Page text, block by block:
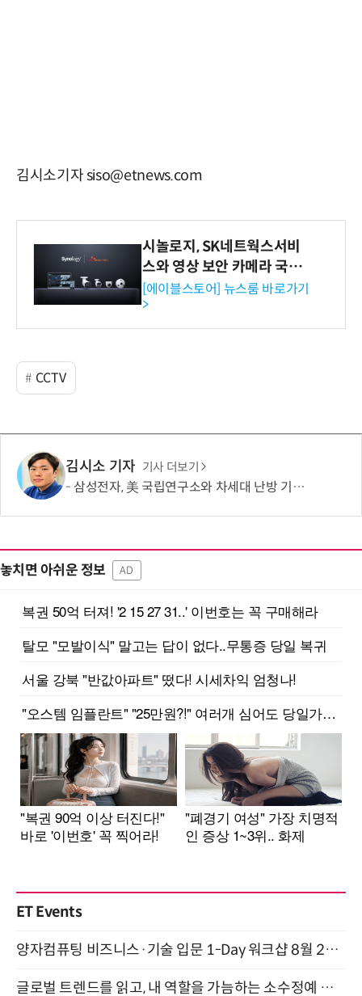
김시소기자 siso@etnews.com
시놀로지, SK네트웍스서비
스와 영상 보안 카메라 국내
독점 판매 파트너십 체결
[에이블스토어] 뉴스룸 바로가기
>
CCTV
김시소 기자 기사 더보기
삼성전자, 美 국립연구소와 차세대 난방 기술 개발한다
놓치면 아쉬운 정보 AD
ET Events
양자컴퓨팅 비즈니스·기술 입문 1-Day 워크샵 8월 28일 개최
글로벌 트렌드를 읽고, 내 역할을 가늠하는 소수정예 실습 워크숍 (8/28)